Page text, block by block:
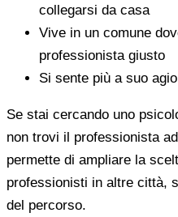
collegarsi da casa
Vive in un comune
professionista giusto
Si sente più a suo
Se stai cercando uno
non trovi il professionista
permette di ampliare la
professionisti in altre città,
del percorso.